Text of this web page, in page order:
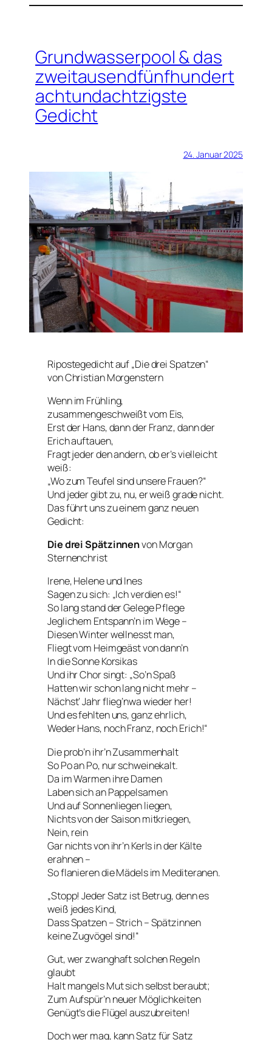
Grundwasserpool & das
zweitausendfünfhundert
achtundachtzigste
Gedicht
24. Januar 2025
Ripostegedicht auf „Die drei Spatzen“
von Christian Morgenstern
Wenn im Frühling,
zusammengeschweißt vom Eis,
Erst der Hans, dann der Franz, dann der
Erich auftauen,
Fragt jeder den andern, ob er’s vielleicht
weiß:
„Wo zum Teufel sind unsere Frauen?“
Und jeder gibt zu, nu, er weiß grade nicht.
Das führt uns zu einem ganz neuen
Gedicht:
Die drei Spätzinnenvon Morgan
Sternenchrist
Irene, Helene und Ines
Sagen zu sich: „Ich verdien es!“
So lang stand der Gelege Pflege
Jeglichem Entspann’n im Wege –
Diesen Winter wellnesst man,
Fliegt vom Heimgeäst von dann’n
In die Sonne Korsikas
Und ihr Chor singt: „So’n Spaß
Hatten wir schon lang nicht mehr –
Nächst‘ Jahr flieg’nwa wieder her!
Und es fehlten uns, ganz ehrlich,
Weder Hans, noch Franz, noch Erich!“
Die prob’n ihr’n Zusammenhalt
So Po an Po, nur schweinekalt.
Da im Warmen ihre Damen
Laben sich an Pappelsamen
Und auf Sonnenliegen liegen,
Nichts von der Saison mitkriegen,
Nein, rein
Gar nichts von ihr’n Kerls in der Kälte
erahnen –
So flanieren die Mädels im Mediteranen.
„Stopp! Jeder Satz ist Betrug, denn es
weiß jedes Kind,
Dass Spatzen – Strich – Spätzinnen
keine Zugvögel sind!“
Gut, wer zwanghaft solchen Regeln
glaubt
Halt mangels Mut sich selbst beraubt;
Zum Aufspür’n neuer Möglichkeiten
Genügt’s die Flügel auszubreiten!
Doch wer mag, kann Satz für Satz